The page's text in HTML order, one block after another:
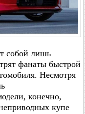
собой лишь
фанаты быстрой
Несмотря
конечно,
купе